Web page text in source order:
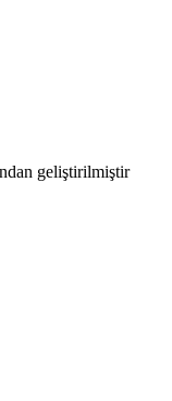
geliştirilmiştir